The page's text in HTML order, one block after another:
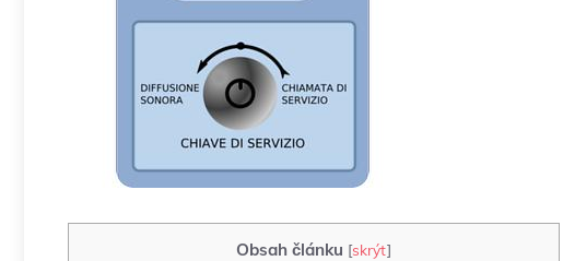
Obsah článku [skrýt]